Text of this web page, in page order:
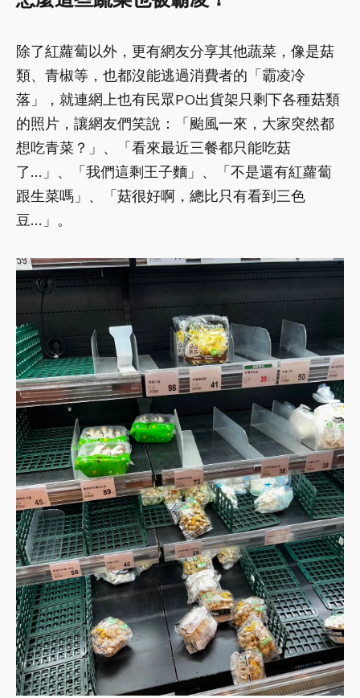
除了紅蘿蔔以外，更有網友分享其他蔬菜，像是菇
類、青椒等，也都沒能逃過消費者的「霸凌冷
落」，就連網上也有民眾PO出貨架只剩下各種菇類
的照片，讓網友們笑說：「颱風一來，大家突然都
想吃青菜？」、「看來最近三餐都只能吃菇
了…」、「我們這剩王子麵」、「不是還有紅蘿蔔
跟生菜嗎」、「菇很好啊，總比只有看到三色
豆…」。